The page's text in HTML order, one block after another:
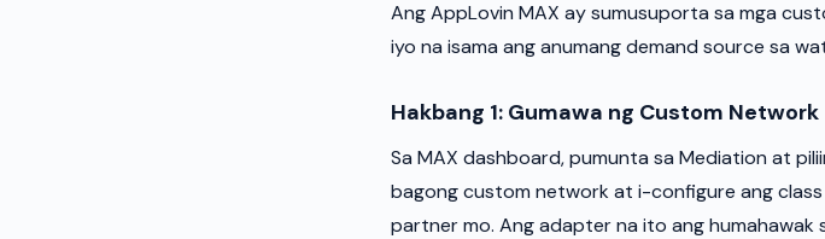
Ang AppLovin MAX ay sumusuporta sa mga
iyo na isama ang anumang demand source sa
Hakbang 1: Gumawa ng Custom Network
Sa MAX dashboard, pumunta sa Mediation at
bagong custom network at i-configure ang
partner mo. Ang adapter na ito ang humahawak